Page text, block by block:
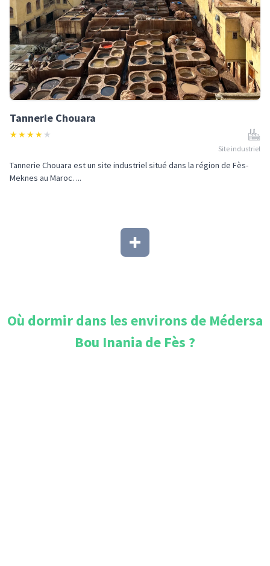
Tannerie Chouara
★★★★ ★
Site industriel
Tannerie Chouara est un site industriel situé dans la région de Fès-
Meknes au Maroc. ...
Où dormir dans les environs de Médersa
Bou Inania de Fès ?